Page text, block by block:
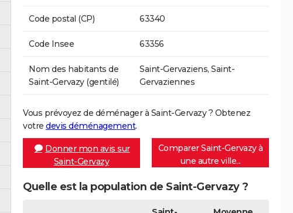
Code postal (CP) 63340
Code Insee 63356
Nom des habitants de
Saint-Gervazy (gentilé)
Saint-Gervaziens, Saint-
Gervaziennes
Vous prévoyez de déménager à Saint-Gervazy ? Obtenez
votre devis déménagement.
Donner mon avis sur
Saint-Gervazy
Comparer Saint-Gervazy à
une autre ville...
Quelle est la population de Saint-Gervazy ?